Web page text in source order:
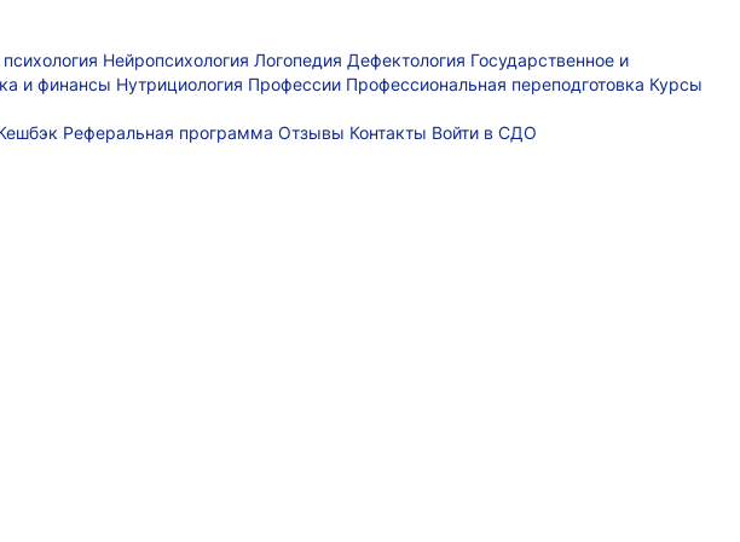
Нейропсихология Логопедия Дефектология Государственное и
и финансы Нутрициология Профессии Профессиональная переподготовка Курсы
Реферальная программа Отзывы Контакты Войти в СДО